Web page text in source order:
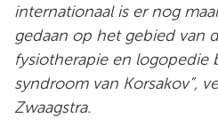
internationaal is er nog
gedaan op het gebied van
fysiotherapie en logopedie
syndroom van Korsakov”,
Zwaagstra.